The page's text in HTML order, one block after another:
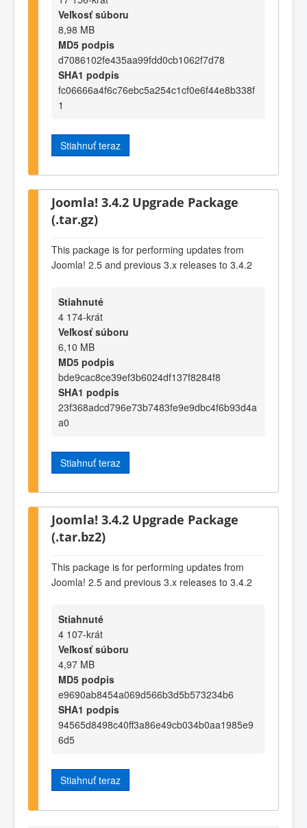
Veľkosť súboru
8,98 MB
MD5 podpis
d7086102fe435aa99fdd0cb1062f7d78
SHA1 podpis
fc06666a4f6c76ebc5a254c1cf0e6f44e8b338f
1
Stiahnuť teraz
Joomla! 3.4.2 Upgrade Package
(.tar.gz)
This package is for performing updates from
Joomla! 2.5 and previous 3.x releases to 3.4.2
Stiahnuté
4 174-krát
Veľkosť súboru
6,10 MB
MD5 podpis
bde9cac8ce39ef3b6024df137f8284f8
SHA1 podpis
23f368adcd796e73b7483fe9e9dbc4f6b93d4a
a0
Stiahnuť teraz
Joomla! 3.4.2 Upgrade Package
(.tar.bz2)
This package is for performing updates from
Joomla! 2.5 and previous 3.x releases to 3.4.2
Stiahnuté
4 107-krát
Veľkosť súboru
4,97 MB
MD5 podpis
e9690ab8454a069d566b3d5b573234b6
SHA1 podpis
94565d8498c40ff3a86e49cb034b0aa1985e9
6d5
Stiahnuť teraz